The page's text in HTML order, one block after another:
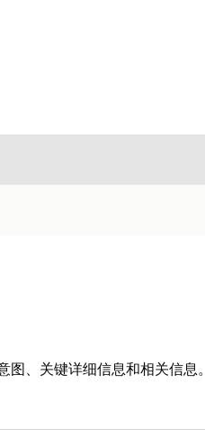
、关键详细信息和相关信息。